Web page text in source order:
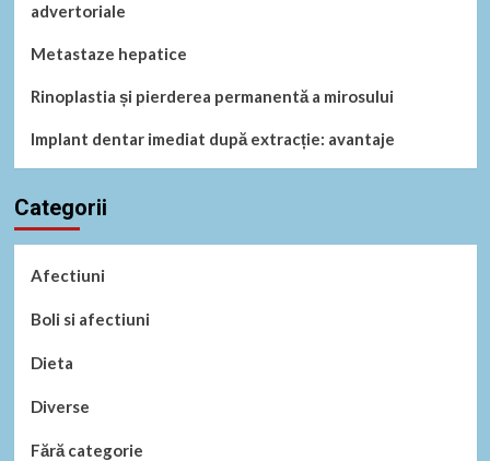
advertoriale
Metastaze hepatice
Rinoplastia și pierderea permanentă a mirosului
Implant dentar imediat după extracție: avantaje
Categorii
Afectiuni
Boli si afectiuni
Dieta
Diverse
Fără categorie